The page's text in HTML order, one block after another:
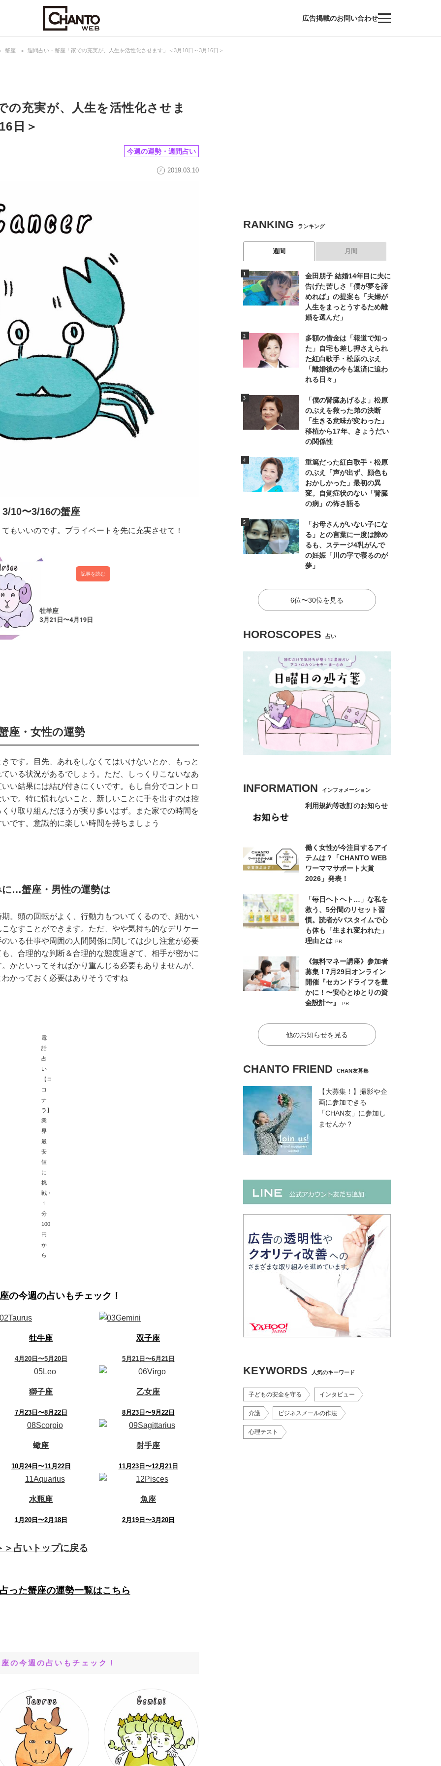
広告掲載のお問い合わせ
蟹座 週間占い・蟹座「家での充実が、人生を活性化させます」＜3月10日～3月16日＞
の充実が、人生を活性化させま
日＞
今週の運勢・週間占い
2019.03.10
3/10〜3/16の蟹座
もいいのです。プライベートを先に充実させて！
記事を読む
座・女性の運勢
です。目先、あれをしなくてはいけないとか、もっと
いる状況があるでしょう。ただ、しっくりこないなあ
い結果には結び付きにくいです。もし自分でコントロ
で。特に慣れないこと、新しいことに手を出すのは控
り取り組んだほうが実り多いはず。また家での時間を
です。意識的に楽しい時間を持ちましょう
に…蟹座・男性の運勢は
。頭の回転がよく、行動力もついてくるので、細かい
なすことができます。ただ、やや気持ち的なデリケー
いる仕事や周囲の人間関係に関しては少し注意が必要
、合理的な判断＆合理的な態度過ぎて、相手が密かに
かといってそればかり重んじる必要もありませんが、
かっておく必要はありそうですね
電
話
占
い
【コ
コ
ナ
ラ】
業
界
最
安
値
に
挑
戦・
１
分
100
円
か
ら
の今週の占いもチェック！
牡牛座
4月20日〜5月20日
双子座
5月21日〜6月21日
獅子座
7月23日〜8月22日
乙女座
8月23日〜9月22日
蠍座
10月24日〜11月22日
射手座
11月23日〜12月21日
水瓶座
1月20日〜2月18日
魚座
2月19日〜3月20日
＞占いトップに戻る
った蟹座の運勢一覧はこちら
の今週の占いもチェック！
RANKING ランキング
週間 月間
金田朋子 結婚14年目に夫に
告げた苦しさ「僕が夢を諦
めれば」の提案も「夫婦が
人生をまっとうするため離
婚を選んだ」
多額の借金は「報道で知っ
た」自宅も差し押さえられ
た紅白歌手・松原のぶえ
「離婚後の今も返済に追わ
れる日々」
「僕の腎臓あげるよ」松原
のぶえを救った弟の決断
「生きる意味が変わった」
移植から17年、きょうだい
の関係性
重篤だった紅白歌手・松原
のぶえ「声が出ず、顔色も
おかしかった」最初の異
変。自覚症状のない「腎臓
の病」の怖さ語る
「お母さんがいない子にな
る」との言葉に一度は諦め
るも、ステージ4乳がんで
の妊娠「川の字で寝るのが
夢」
6位〜30位を見る
HOROSCOPES 占い
INFORMATION インフォメーション
利用規約等改訂のお知らせ
働く女性が今注目するアイ
テムは？「CHANTO WEB
ワーママサポート大賞
2026」発表！
「毎日ヘトヘト…」な私を
救う、5分間のリセット習
慣。読者がバスタイムで心
も体も「生まれ変われた」
理由とは PR
《無料マネー講座》参加者
募集！7月29日オンライン
開催『セカンドライフを豊
かに！〜安心とゆとりの資
金設計〜』
PR
他のお知らせを見る
CHANTO FRIEND CHAN友募集
【大募集！】撮影や企
画に参加できる
「CHAN友」に参加し
ませんか？
KEYWORDS 人気のキーワード
子どもの安全を守る インタビュー
介護 ビジネスメールの作法
心理テスト